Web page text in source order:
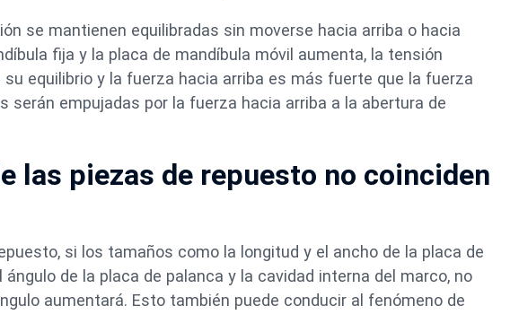
se mantienen equilibradas sin moverse hacia arriba o hacia
fija y la placa de mandíbula móvil aumenta, la tensión
equilibrio y la fuerza hacia arriba es más fuerte que la fuerza
serán empujadas por la fuerza hacia arriba a la abertura de
las piezas de repuesto no coinciden
si los tamaños como la longitud y el ancho de la placa de
de la placa de palanca y la cavidad interna del marco, no
aumentará. Esto también puede conducir al fenómeno de